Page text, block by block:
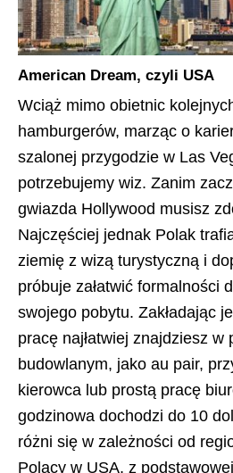
American Dream, czyli USA
Wciąż mimo obietnic
hamburgerów, marząc o
szalonej przygodzie w Las
potrzebujemy wiz. Zanim
gwiazda Hollywood musisz
Najczęściej jednak Polak
ziemię z wizą turystyczną i
próbuje załatwić formalności
swojego pobytu. Zakładając
pracę najłatwiej znajdziesz w
budowlanym, jako au pair,
kierowca lub prostą pracę
godzinowa dochodzi do 10
różni się w zależności od
Polacy w USA, z